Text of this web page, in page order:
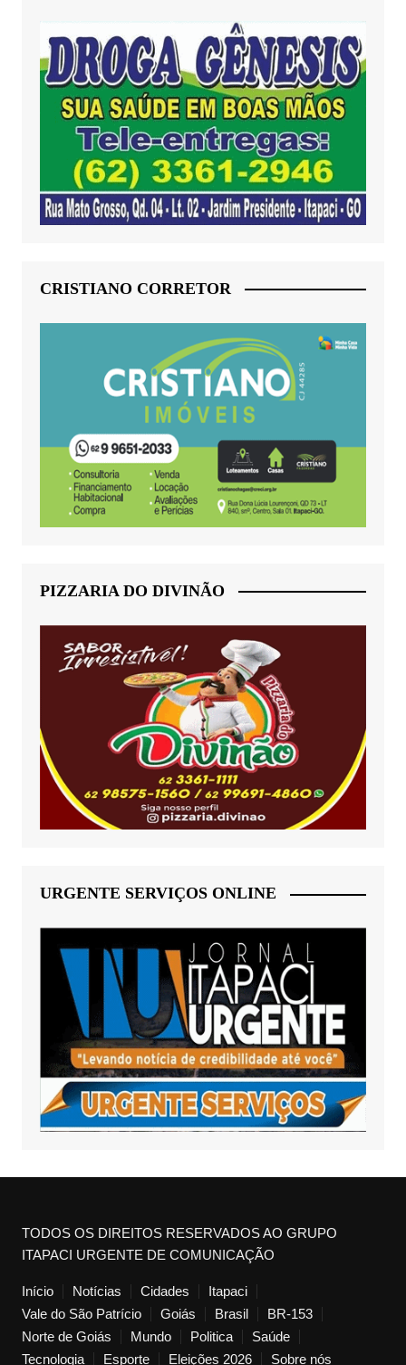
CRISTIANO CORRETOR
PIZZARIA DO DIVINÃO
URGENTE SERVIÇOS ONLINE
TODOS OS DIREITOS RESERVADOS AO GRUPO
ITAPACI URGENTE DE COMUNICAÇÃO
Início Notícias Cidades
Itapaci
Vale do São Patrício
Goiás Brasil
BR-153
Norte de Goiás
Mundo Politica
Saúde
Tecnologia
Esporte Eleições 2026 Sobre nós